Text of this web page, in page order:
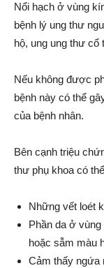
Nổi hạch ở vùng
bệnh lý ung thư
hộ, ung ung thư
Nếu không được
bệnh này có thể
của bệnh nhân.
Bên cạnh triệu
thư phụ khoa có
Những vết loét
Phần da ở
hoặc sẫm màu
Cảm thấy ngứa